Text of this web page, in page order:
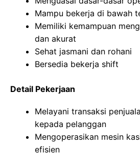
Mampu bekerja di bawah
Memiliki kemampuan
dan akurat
Sehat jasmani dan rohani
Bersedia bekerja shift
Detail Pekerjaan
Melayani transaksi
kepada pelanggan
Mengoperasikan mesin
efisien